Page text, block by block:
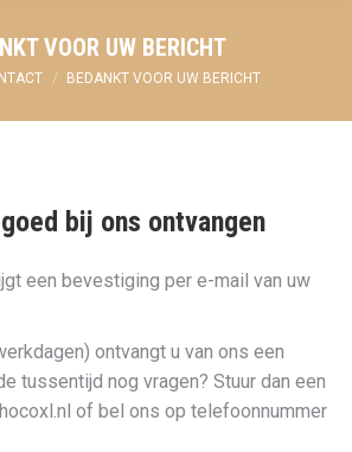
VOOR UW BERICHT
BEDANKT VOOR UW BERICHT
bij ons ontvangen
een bevestiging per e-mail van uw
ontvangt u van ons een
tussentijd nog vragen? Stuur dan een
of bel ons op telefoonnummer